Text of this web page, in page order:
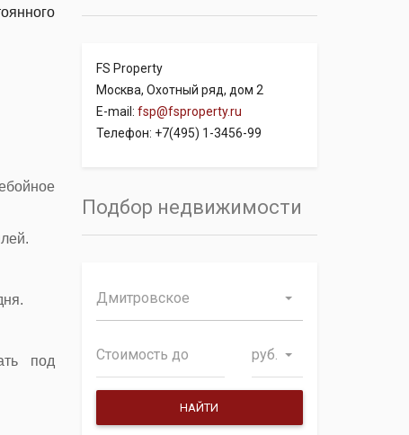
под
FS Property
Москва, Охотный ряд, дом 2
E-mail: fsp@fsproperty.ru
Телефон: +7(495) 1-3456-99
Подбор недвижимости
Дмитровское
руб.